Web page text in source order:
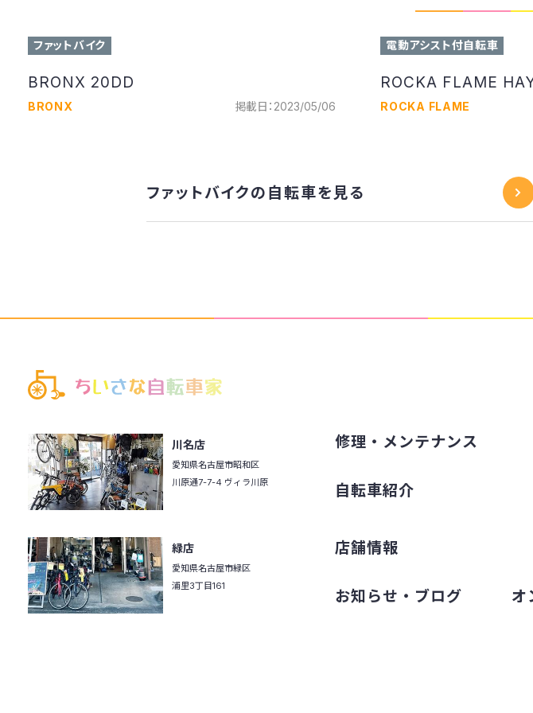
BRONX 20DD
ファットバイク
BRONX 掲載日：2023/05/06
ROCKA FLAME
電動アシスト付自転車
ROCKA FLAME
ファットバイクの自転車を見る
川名店
愛知県名古屋市昭和区
川原通7-7-4 ヴィラ川原
緑店
愛知県名古屋市緑区
浦里3丁目161
修理・メンテナンス
自転車紹介
店舗情報
お知らせ・ブログ オ